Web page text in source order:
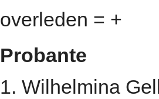
overleden = +
Probante
1. Wilhelmina